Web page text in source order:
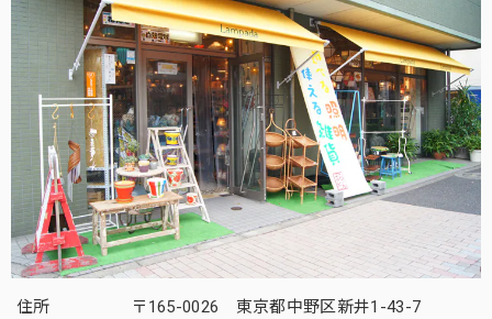
住所
〒165-0026 東京都中野区新井1-43-7